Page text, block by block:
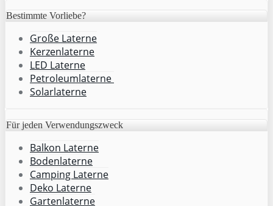
Bestimmte Vorliebe?
Große Laterne
Kerzenlaterne
LED Laterne
Petroleumlaterne
Solarlaterne
Für jeden Verwendungszweck
Balkon Laterne
Bodenlaterne
Camping Laterne
Deko Laterne
Gartenlaterne